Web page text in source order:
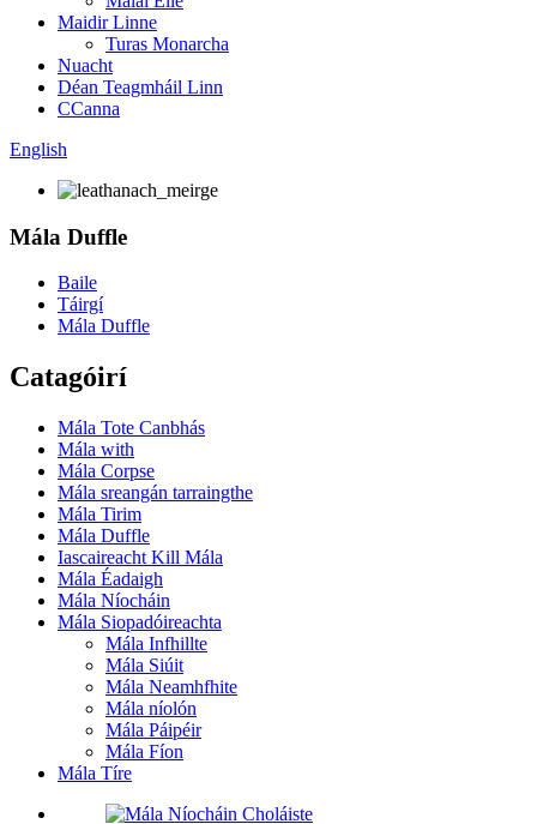
Maidir Linne
Turas Monarcha
Nuacht
Déan Teagmháil Linn
CCanna
English
Mála Duffle
Baile
Táirgí
Mála Duffle
Catagóirí
Mála Tote Canbhás
Mála with
Mála Corpse
Mála sreangán tarraingthe
Mála Tirim
Mála Duffle
Iascaireacht Kill Mála
Mála Éadaigh
Mála Níocháin
Mála Siopadóireachta
Mála Infhillte
Mála Siúit
Mála Neamhfhite
Mála níolón
Mála Páipéir
Mála Fíon
Mála Tíre